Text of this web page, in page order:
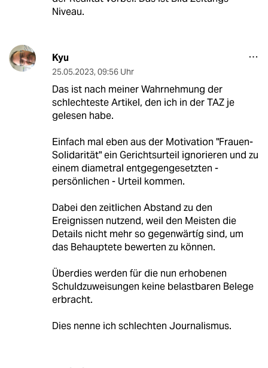
Niveau.
Kyu
25.05.2023, 09:56 Uhr
Das ist nach meiner Wahrnehmung der
schlechteste Artikel, den ich in der TAZ je
gelesen habe.
Einfach mal eben aus der Motivation "Frauen-
Solidarität" ein Gerichtsurteil ignorieren und zu
einem diametral entgegengesetzten -
persönlichen - Urteil kommen.
Dabei den zeitlichen Abstand zu den
Ereignissen nutzend, weil den Meisten die
Details nicht mehr so gegenwärtíg sind, um
das Behauptete bewerten zu können.
Überdies werden für die nun erhobenen
Schuldzuweisungen keine belastbaren Belege
erbracht.
Dies nenne ich schlechten Journalismus.